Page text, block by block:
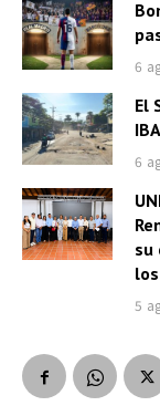
6
El
6
su
5